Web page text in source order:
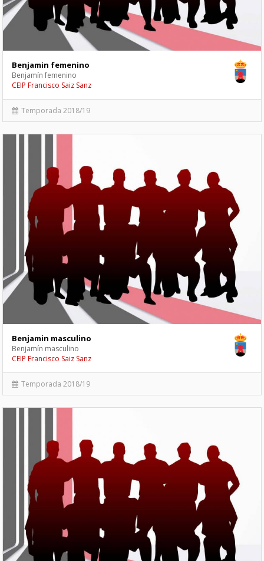
Benjamin femenino
Benjamín femenino
CEIP Francisco Saiz Sanz
Temporada 2018/19
Benjamin masculino
Benjamín masculino
CEIP Francisco Saiz Sanz
Temporada 2018/19